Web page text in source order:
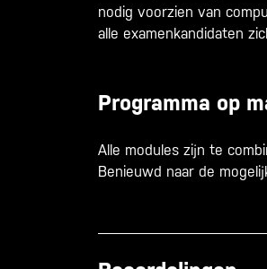
nodig voorzien van
alle examenkandidaten
Programma op
Alle modules zijn te
Benieuwd naar de